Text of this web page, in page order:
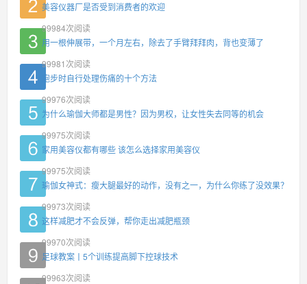
美容仪器厂是否受到消费者的欢迎
99984次阅读
用一根伸展带，一个月左右，除去了手臂拜拜肉，背也变薄了
99981 次阅读
跑步时自行处理伤痛的十个方法
99976次阅读
为什么瑜伽大师都是男性？因为男权，让女性失去同等的机会
99975次阅读
家用美容仪都有哪些 该怎么选择家用美容仪
99975次阅读
瑜伽女神式：瘦大腿最好的动作，没有之一，为什么你练了没效果？
99973次阅读
这样减肥才不会反弹，帮你走出减肥瓶颈
99970次阅读
足球教案丨5个训练提高脚下控球技术
99963次阅读